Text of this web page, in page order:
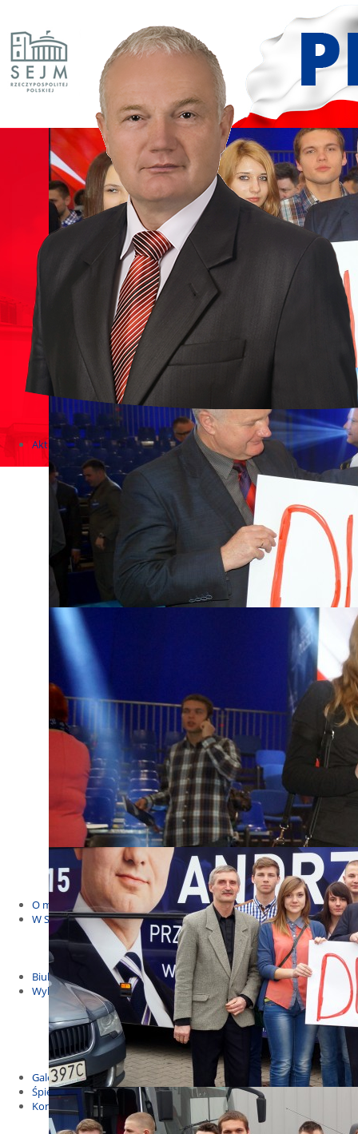
Aktualności
Zapowiedzi wydarzeń
KONKURSY 2020 - 2026
KOLONIE 2021 - 2026
Imprezy kulturalne - zaproszenia 2017
Różne
Konkursy 2017/2018
KONKURSY 2016/2017
KONKURSY 2015/2016
Konkursy 2014/2015
Wizyty w Parlamencie i Ministerstwach
Spotkania i debaty, PROTESTY, MARSZE
Debaty i spotkania 2017
Konkursy 2014
Różne
Praca w kampanii
Sejmowe
Budżet Obywatelski 2021
Dla dzieci i młodzieży
Msze, marsze i wiece
KOLONIE 2022
Wybory samorządowe 2018
Dożynki 2014
EUROWYBORY 2019
Debaty i spotkania 2016
Debaty i spotkania 2019
wybory
Kolonie Stegna 2020
Spotkanie w Bronowie
WYJAZDY
O mnie
W Sejmie
Patroni Roku 2016
Św. Jan Paweł II Patronem Roku 2015
10.04.2014 - Czwarta Roczniica Katastrofy Smoleńskiej
Biuletyny
Wybory
Wybory samorządowe
Wybory parlamentarne
Wybory do Parlamentu Europejskiego
Wybory prezydenckie 2020
Wybory 2014
Galeria
Śpiewnik
Kontakt